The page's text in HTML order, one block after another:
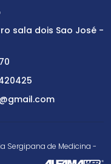
sala dois Sao José -
Sergipana de Medicina -